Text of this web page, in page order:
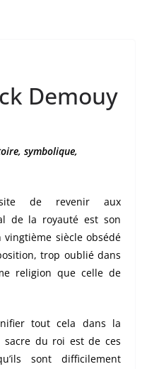
Demouy
symbolique,
de revenir aux
de la royauté est son
siècle obsédé
trop oublié dans
religion que celle de
tout cela dans la
sacre du roi est de ces
sont difficilement